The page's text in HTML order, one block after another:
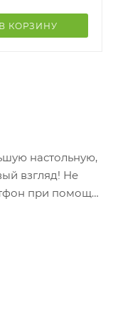
В КОРЗИНУ
настольную,
взгляд! Не
при помощи
и холодный.